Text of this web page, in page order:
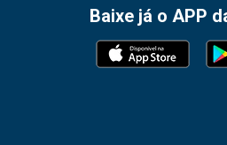
Baixe já o APP